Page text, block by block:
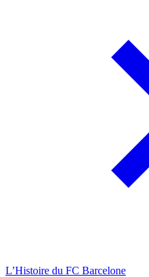
L’Histoire du FC Barcelone